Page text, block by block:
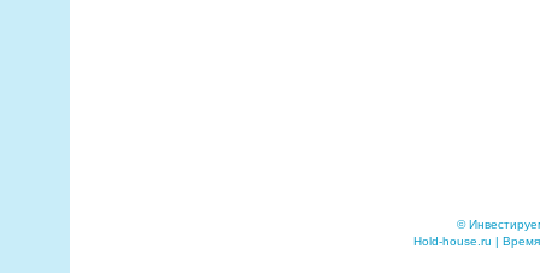
©
Hold-house.ru |